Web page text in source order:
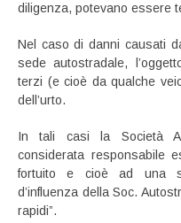
diligenza, potevano essere
Nel caso di danni causati
sede autostradale,
terzi (e cioè da qualche
dell’urto.
In tali casi la Società
considerata responsabile
fortuito e cioè ad una
d’influenza della Soc.
rapidi”.